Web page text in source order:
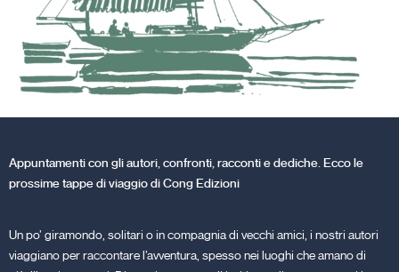
Appuntamenti con gli autori, confronti, racconti e dediche. Ecco le
prossime tappe di viaggio di Cong Edizioni
Un po’ giramondo, solitari o in compagnia di vecchi amici, i nostri autori
viaggiano per raccontare l’avventura, spesso nei luoghi che amano di